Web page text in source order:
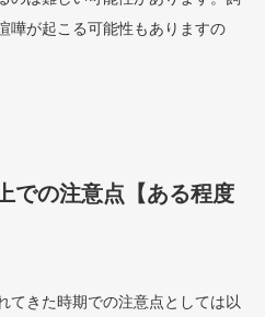
嘩が起こる可能性もありますの
での注意点【ある程度
てきた時期での注意点としては以